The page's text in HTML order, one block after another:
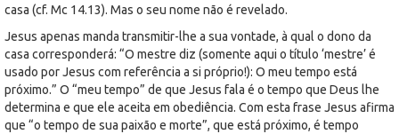
casa (cf. Mc 14.13). Mas o seu nome não é revelado.
Jesus apenas manda transmitir-lhe a sua vontade, à qual o dono da
casa corresponderá: “O mestre diz (somente aqui o título ‘mestre’ é
usado por Jesus com referência a si próprio!): O meu tempo está
próximo.” O “meu tempo” de que Jesus fala é o tempo que Deus lhe
determina e que ele aceita em obediência. Com esta frase Jesus afirma
que “o tempo de sua paixão e morte”, que está próximo, é tempo